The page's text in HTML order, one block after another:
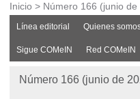
Inicio > Número 166 (junio de
Línea editorial Quienes
Sigue COMeIN Red COMeIN
Número 166 (junio de